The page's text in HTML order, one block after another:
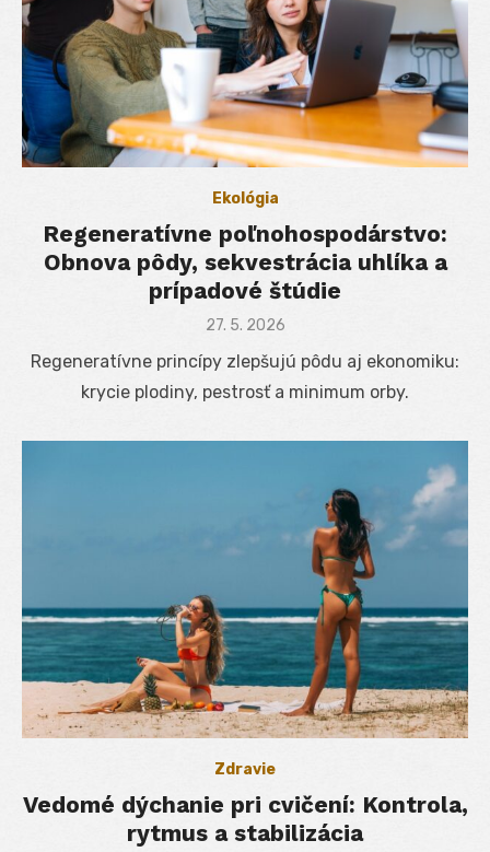
Ekológia
Regeneratívne poľnohospodárstvo:
Obnova pôdy, sekvestrácia uhlíka a
prípadové štúdie
Posted
27. 5. 2026
Regeneratívne princípy zlepšujú pôdu aj ekonomiku:
krycie plodiny, pestrosť a minimum orby.
Zdravie
Vedomé dýchanie pri cvičení: Kontrola,
rytmus a stabilizácia